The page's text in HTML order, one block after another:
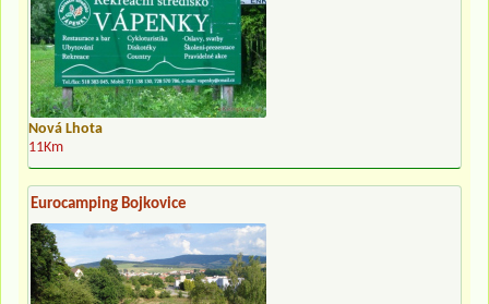
Nová Lhota
11Km
Eurocamping Bojkovice